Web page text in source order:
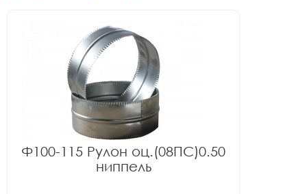
Ф100-115 Рулон оц.(08ПС)0.50
ниппель